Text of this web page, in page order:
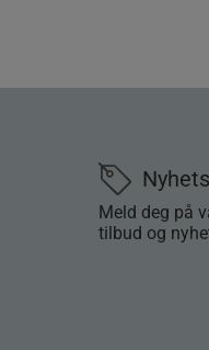
Meld deg på
tilbud og